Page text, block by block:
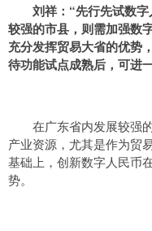
刘祥：“先行先试数
较强的市县，则需加强数
充分发挥贸易大省的优势
待功能试点成熟后，可进
在广东省内发展较强
产业资源，尤其是作为贸
基础上，创新数字人民币
势。